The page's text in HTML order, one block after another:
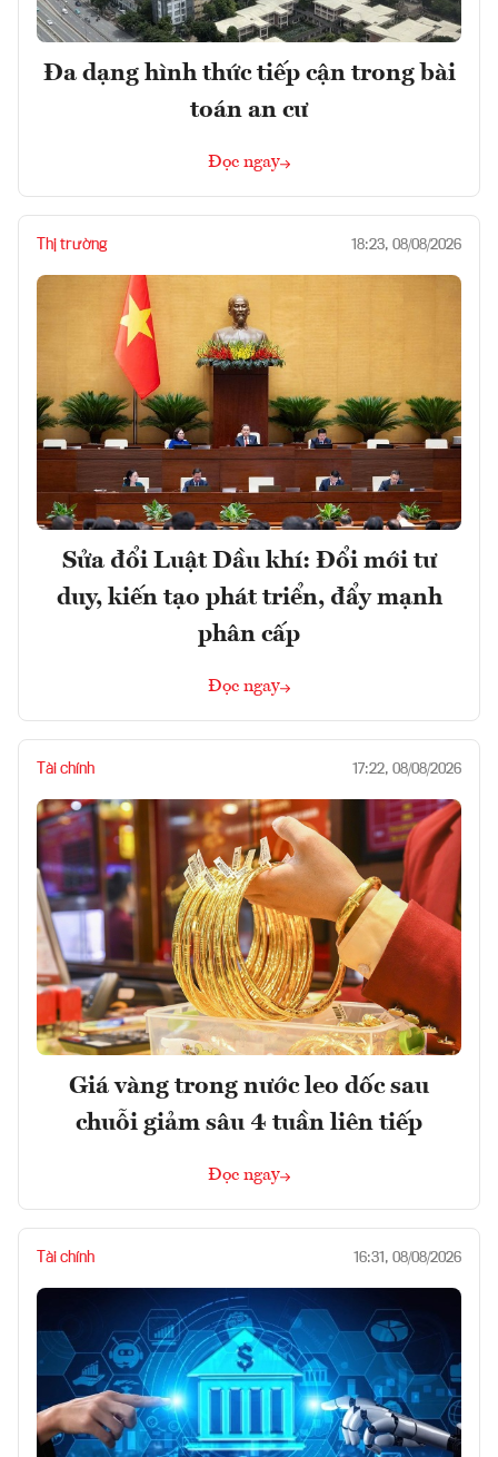
Đa dạng hình thức tiếp cận trong bài
toán an cư
Đọc ngay
Thị trường 18:23, 08/08/2026
Sửa đổi Luật Dầu khí: Đổi mới tư
duy, kiến tạo phát triển, đẩy mạnh
phân cấp
Đọc ngay
Tài chính 17:22, 08/08/2026
Giá vàng trong nước leo dốc sau
chuỗi giảm sâu 4 tuần liên tiếp
Đọc ngay
Tài chính 16:31, 08/08/2026